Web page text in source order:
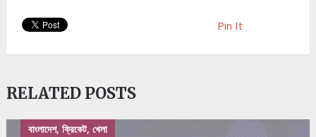
Pin It
RELATED POSTS
বাংলাদেশ, ক্রিকেট, খেলা